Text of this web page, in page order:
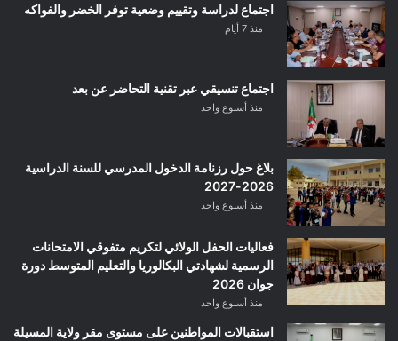
اجتماع لدراسة وتقييم وضعية توفر الخضر والفواكه
منذ 7 أيام
اجتماع تنسيقي عبر تقنية التحاضر عن بعد
منذ أسبوع واحد
بلاغ حول رزنامة الدخول المدرسي للسنة الدراسية
2026-2027
منذ أسبوع واحد
فعاليات الحفل الولائي لتكريم متفوقي الامتحانات
الرسمية لشهادتي البكالوريا والتعليم المتوسط دورة
جوان 2026
منذ أسبوع واحد
استقبالات المواطنين على مستوى مقر ولاية المسيلة